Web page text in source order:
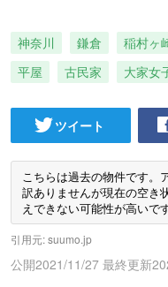
神奈川 鎌倉 稲村ヶ
平屋
古民家 大家女
ツイート
こちらは過去の物件です。
訳ありませんが現在の空き
えできない可能性が高いです
引用元: suumo.jp
公開2021/11/27 最終更新